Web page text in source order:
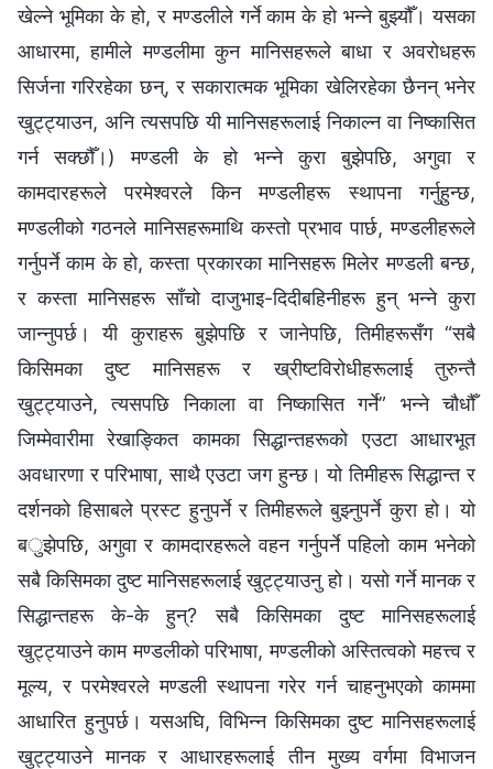
खेल्ने भूमिका के हो, र मण्डलीले गर्ने काम के हो भन्ने बुझ्यौँ। यसका
आधारमा, हामीले मण्डलीमा कुन मानिसहरूले बाधा र अवरोधहरू
सिर्जना गरिरहेका छन्, र सकारात्मक भूमिका खेलिरहेका छैनन् भनेर
खुट्ट्याउन, अनि त्यसपछि यी मानिसहरूलाई निकाल्न वा निष्कासित
गर्न सक्छौँ।) मण्डली के हो भन्ने कुरा बुझेपछि, अगुवा र
कामदारहरूले परमेश्‍वरले किन मण्डलीहरू स्थापना गर्नुहुन्छ,
मण्डलीको गठनले मानिसहरूमाथि कस्तो प्रभाव पार्छ, मण्डलीहरूले
गर्नुपर्ने काम के हो, कस्ता प्रकारका मानिसहरू मिलेर मण्डली बन्छ,
र कस्ता मानिसहरू साँचो दाजुभाइ-दिदीबहिनीहरू हुन् भन्ने कुरा
जान्नुपर्छ। यी कुराहरू बुझेपछि र जानेपछि, तिमीहरूसँग “सबै
किसिमका दुष्ट मानिसहरू र ख्रीष्टविरोधीहरूलाई तुरुन्तै
खुट्ट्याउने, त्यसपछि निकाला वा निष्कासित गर्ने” भन्ने चौधौँ
जिम्मेवारीमा रेखाङ्कित कामका सिद्धान्तहरूको एउटा आधारभूत
अवधारणा र परिभाषा, साथै एउटा जग हुन्छ। यो तिमीहरू सिद्धान्त र
दर्शनको हिसाबले प्रस्ट हुनुपर्ने र तिमीहरूले बुझ्नुपर्ने कुरा हो। यो
बुझेपछि, अगुवा र कामदारहरूले वहन गर्नुपर्ने पहिलो काम भनेको
सबै किसिमका दुष्ट मानिसहरूलाई खुट्ट्याउनु हो। यसो गर्ने मानक र
सिद्धान्तहरू के-के हुन्? सबै किसिमका दुष्ट मानिसहरूलाई
खुट्ट्याउने काम मण्डलीको परिभाषा, मण्डलीको अस्तित्वको महत्त्व र
मूल्य, र परमेश्‍वरले मण्डली स्थापना गरेर गर्न चाहनुभएको काममा
आधारित हुनुपर्छ। यसअघि, विभिन्न किसिमका दुष्ट मानिसहरूलाई
खुट्ट्याउने मानक र आधारहरूलाई तीन मुख्य वर्गमा विभाजन